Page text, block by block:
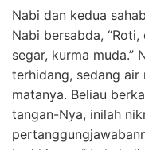
Nabi dan kedua
Nabi bersabda,
segar, kurma muda.”
terhidang, sedang
matanya. Beliau
tangan-Nya, inilah